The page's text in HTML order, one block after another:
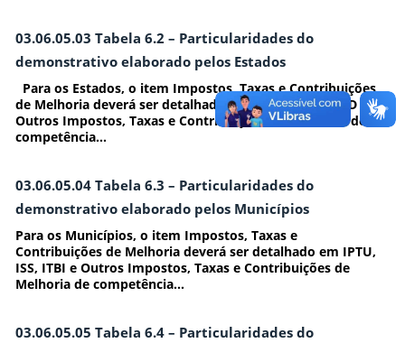
03.06.05.03 Tabela 6.2 – Particularidades do
demonstrativo elaborado pelos Estados
Para os Estados, o item Impostos, Taxas e Contribuições
de Melhoria deverá ser detalhado em ICMS, IPVA, ITCD e
Outros Impostos, Taxas e Contribuições de Melhoria, de
competência...
03.06.05.04 Tabela 6.3 – Particularidades do
demonstrativo elaborado pelos Municípios
Para os Municípios, o item Impostos, Taxas e
Contribuições de Melhoria deverá ser detalhado em IPTU,
ISS, ITBI e Outros Impostos, Taxas e Contribuições de
Melhoria de competência...
03.06.05.05 Tabela 6.4 – Particularidades do